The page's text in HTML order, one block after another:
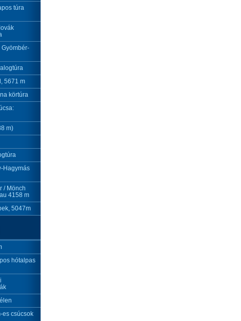
túra
Gyömbér-
5671 m
körtúra
m)
Hagymás
/ Mönch
4158 m
5047m
hótalpas
es csúcsok